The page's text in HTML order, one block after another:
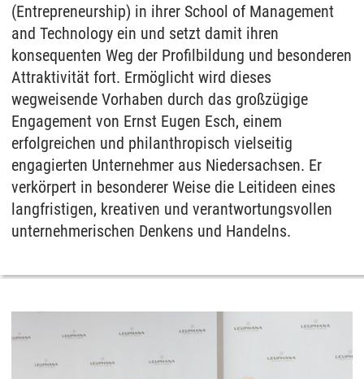
(Entrepreneurship) in ihrer School of Management
and Technology ein und setzt damit ihren
konsequenten Weg der Profilbildung und besonderen
Attraktivität fort. Ermöglicht wird dieses
wegweisende Vorhaben durch das großzügige
Engagement von Ernst Eugen Esch, einem
erfolgreichen und philanthropisch vielseitig
engagierten Unternehmer aus Niedersachsen. Er
verkörpert in besonderer Weise die Leitideen eines
langfristigen, kreativen und verantwortungsvollen
unternehmerischen Denkens und Handelns.